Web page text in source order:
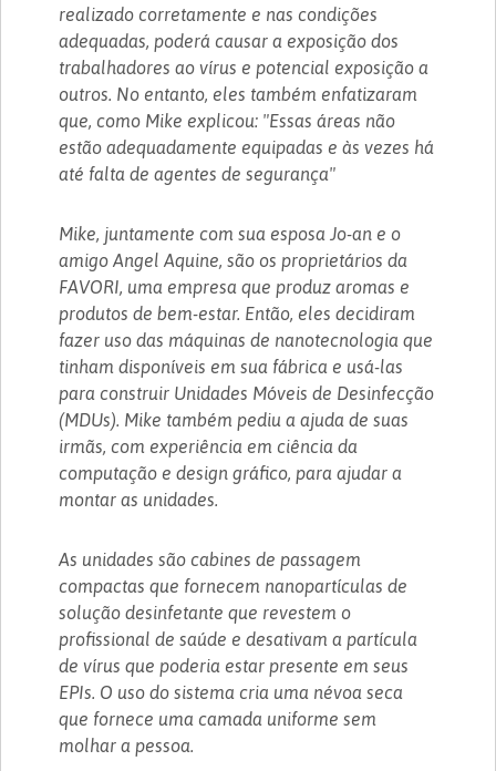
realizado corretamente e nas condições
adequadas, poderá causar a exposição dos
trabalhadores ao vírus e potencial exposição a
outros. No entanto, eles também enfatizaram
que, como Mike explicou: "Essas áreas não
estão adequadamente equipadas e às vezes há
até falta de agentes de segurança"
Mike, juntamente com sua esposa Jo-an e o
amigo Angel Aquine, são os proprietários da
FAVORI, uma empresa que produz aromas e
produtos de bem-estar. Então, eles decidiram
fazer uso das máquinas de nanotecnologia que
tinham disponíveis em sua fábrica e usá-las
para construir Unidades Móveis de Desinfecção
(MDUs). Mike também pediu a ajuda de suas
irmãs, com experiência em ciência da
computação e design gráfico, para ajudar a
montar as unidades.
As unidades são cabines de passagem
compactas que fornecem nanopartículas de
solução desinfetante que revestem o
profissional de saúde e desativam a partícula
de vírus que poderia estar presente em seus
EPIs. O uso do sistema cria uma névoa seca
que fornece uma camada uniforme sem
molhar a pessoa.